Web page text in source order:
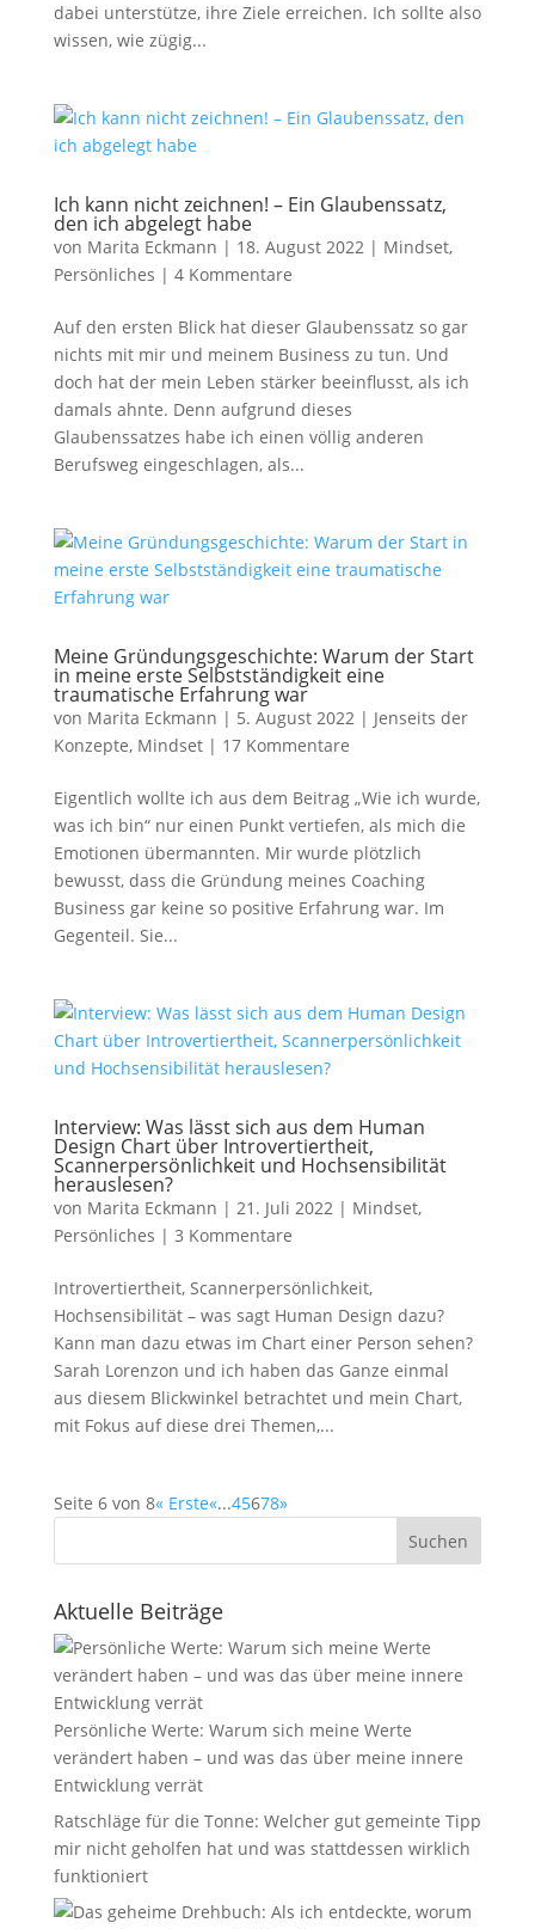
dabei unterstütze, ihre Ziele erreichen. Ich sollte also
wissen, wie zügig...
Ich kann nicht zeichnen! – Ein Glaubenssatz,
den ich abgelegt habe
von Marita Eckmann | 18. August 2022| Mindset,
Persönliches | 4 Kommentare
Auf den ersten Blick hat dieser Glaubenssatz so gar
nichts mit mir und meinem Business zu tun. Und
doch hat der mein Leben stärker beeinflusst, als ich
damals ahnte. Denn aufgrund dieses
Glaubenssatzes habe ich einen völlig anderen
Berufsweg eingeschlagen, als...
Meine Gründungsgeschichte: Warum der Start
in meine erste Selbstständigkeit eine
traumatische Erfahrung war
von Marita Eckmann | 5. August 2022| Jenseits der
Konzepte, Mindset| 17 Kommentare
Eigentlich wollte ich aus dem Beitrag „Wie ich wurde,
was ich bin“ nur einen Punkt vertiefen, als mich die
Emotionen übermannten. Mir wurde plötzlich
bewusst, dass die Gründung meines Coaching
Business gar keine so positive Erfahrung war. Im
Gegenteil. Sie...
Interview: Was lässt sich aus dem Human
Design Chart über Introvertiertheit,
Scannerpersönlichkeit und Hochsensibilität
herauslesen?
von Marita Eckmann | 21. Juli 2022| Mindset,
Persönliches | 3 Kommentare
Introvertiertheit, Scannerpersönlichkeit,
Hochsensibilität – was sagt Human Design dazu?
Kann man dazu etwas im Chart einer Person sehen?
Sarah Lorenzon und ich haben das Ganze einmal
aus diesem Blickwinkel betrachtet und mein Chart,
mit Fokus auf diese drei Themen,...
Seite 6 von 8« Erste«...45678»
Suchen
Aktuelle Beiträge
Persönliche Werte: Warum sich meine Werte
verändert haben – und was das über meine innere
Entwicklung verrät
Ratschläge für die Tonne: Welcher gut gemeinte Tipp
mir nicht geholfen hat und was stattdessen wirklich
funktioniert